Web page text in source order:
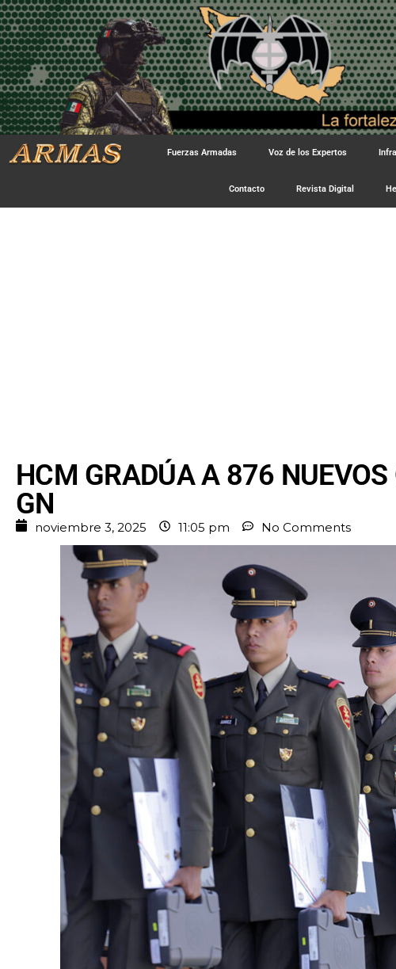
Fuerzas Armadas Voz de los Expertos
Contacto Revista Digital
HCM GRADÚA A 876 NUEVOS
GN
noviembre 3, 2025 11:05 pm No Comments